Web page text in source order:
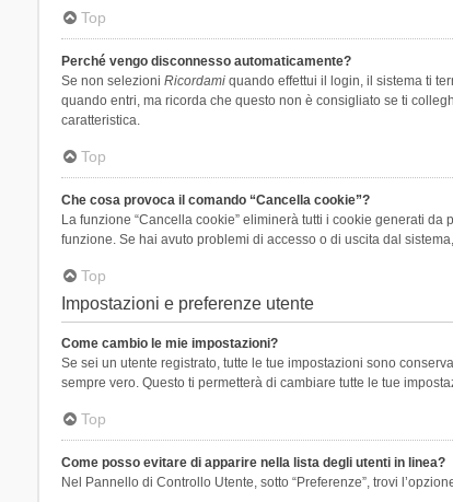
Top
Perché vengo disconnesso automaticamente?
Se non selezioni Ricordamiquando effettui il login, il sistema ti
quando entri, ma ricorda che questo non è consigliato se ti
caratteristica.
Top
Che cosa provoca il comando “Cancella cookie”?
La funzione “Cancella cookie” eliminerà tutti i cookie generati
funzione. Se hai avuto problemi di accesso o di uscita dal
Top
Impostazioni e preferenze utente
Come cambio le mie impostazioni?
Se sei un utente registrato, tutte le tue impostazioni sono
sempre vero. Questo ti permetterà di cambiare tutte le tue
Top
Come posso evitare di apparire nella lista degli utenti in linea?
Nel Pannello di Controllo Utente, sotto “Preferenze”, trovi